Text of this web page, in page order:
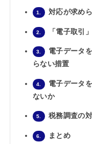
1. 対応が求め
2. 「電子取引
3.
電子データ
らない措置
4.
電子データ
ないか
5. 税務調査の
6. まとめ